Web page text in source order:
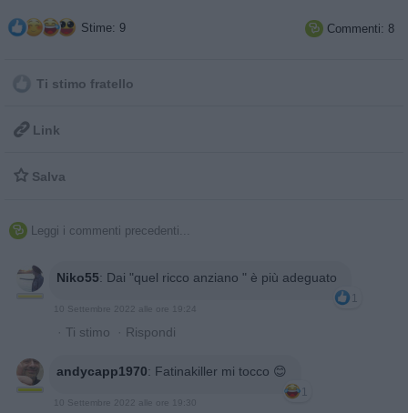
Stime: 9  Commenti: 8
Ti stimo fratello
 Link
 Salva
 Leggi i commenti precedenti...
Niko55: Dai "quel ricco anziano " è più adeguato
1
10 Settembre 2022 alle ore 19:24
· Ti stimo · Rispondi
andycapp1970: Fatinakiller mi tocco 😊
1
10 Settembre 2022 alle ore 19:30